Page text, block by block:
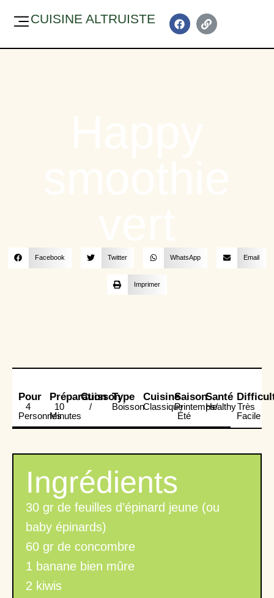
CUISINE ALTRUISTE
Facebook Twitter WhatsApp Email
Imprimer
Pour
4
Personnes
Préparation
10
Minutes
Cuisson
/
Type
Boisson
Cuisine
Classique
Saison
Printemps/
Été
Santé
HealthyTrès
Facile
Ingrédients
30 gr de feuilles d’épinard jeune (ou
baby épinards)
60 gr de concombre
1 banane bien mûre
2 kiwis